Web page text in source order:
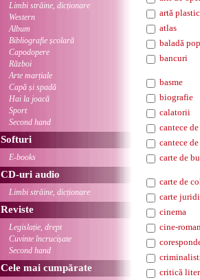
Limbi străine, dicționare
Western
Album
Bibliografie școlară
Capodopere
Război
Arte marțiale
Capă și spadă
Hai la joacă
Sport
Second hand
Softuri
E-books
CD-uri audio
Limbi străine, dicționare
Reviste
Legislație, drept
Cuvinte încrucișate
Second hand
Cele mai cumpărate
artă
atlas
baladă
bancuri
basme
biografie
calatorii
cantece
cantece
carte de
carte de
carte
cinema
cine-
critică